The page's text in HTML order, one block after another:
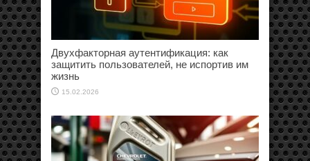
Двухфакторная аутентификация: как
защитить пользователей, не испортив им
жизнь
15.02.2026